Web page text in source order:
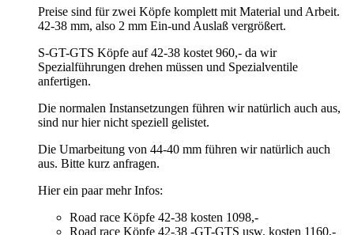
Preise sind für zwei Köpfe komplett mit Material und Arbeit.
42-38 mm, also 2 mm Ein-und Auslaß vergrößert.
S-GT-GTS Köpfe auf 42-38 kostet 960,- da wir
Spezialführungen drehen müssen und Spezialventile
anfertigen.
Die normalen Instansetzungen führen wir natürlich auch aus,
sind nur hier nicht speziell gelistet.
Die Umarbeitung von 44-40 mm führen wir natürlich auch
aus. Bitte kurz anfragen.
Hier ein paar mehr Infos:
Road race Köpfe 42-38 kosten 1098,-
Road race Köpfe 42-38 -GT-GTS usw. kosten 1160,-